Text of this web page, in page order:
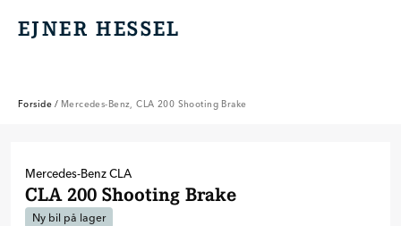
EJNER HESSEL
EJNER HESSEL
Forside / Mercedes-Benz, CLA 200 Shooting Brake
Mercedes-BenzCLA
CLA 200 Shooting Brake
Ny bil på lager